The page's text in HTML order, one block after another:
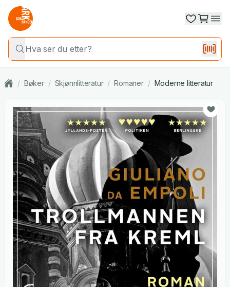
/ Bøker / Skjønnlitteratur / Romaner / Moderne litteratur